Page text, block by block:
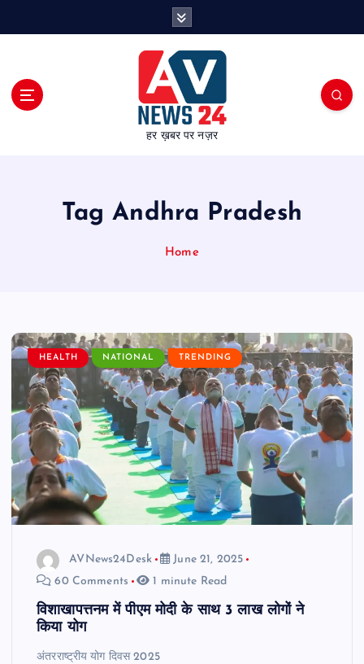
हर ख़बर पर नज़र
Tag Andhra Pradesh
Home
HEALTH NATIONAL TRENDING
AVNews24Desk
June 21, 2025
60 Comments
1 minute Read
विशाखापत्तनम में पीएम मोदी के साथ 3 लाख लोगों ने
किया योग
अंतरराष्ट्रीय योग दिवस 2025